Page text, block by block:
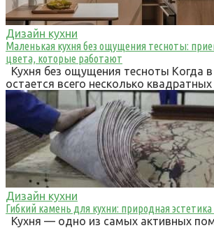
Дизайн кухни
Маленькая кухня без ощущения тесноты:
цвета, которые работают
Кухня без ощущения тесноты Когда в
остается всего несколько
Дизайн кухни
Гибкий камень для кухни: природная эстетика
Кухня — одно из самых активных